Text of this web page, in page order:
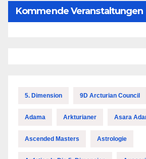
Kommende Veranstaltungen
5. Dimension 9D Arcturian Council
Adama Arkturianer Asara
Ascended Masters Astrologie